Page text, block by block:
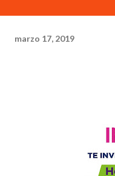
marzo 17, 2019